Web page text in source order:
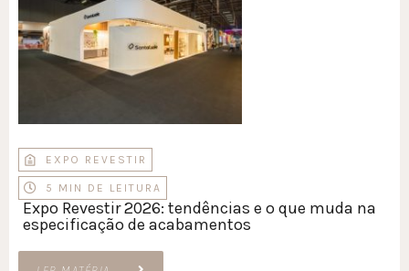
EXPO REVESTIR
5 MIN DE LEITURA
Expo Revestir 2026: tendências e o que muda na
especificação de acabamentos